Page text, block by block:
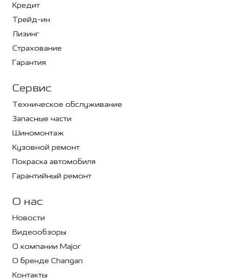
Кредит
Трейд-ин
Лизинг
Страхование
Гарантия
Сервис
Техническое обслуживание
Запасные части
Шиномонтаж
Кузовной ремонт
Покраска автомобиля
Гарантийный ремонт
О нас
Новости
Видеообзоры
О компании Major
О бренде Changan
Контакты